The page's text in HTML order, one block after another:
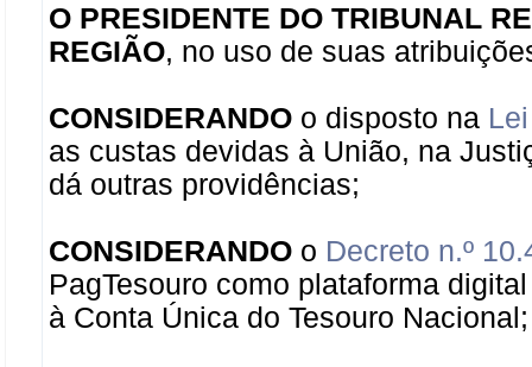
O PRESIDENTE DO TRIBUNAL
REGIÃO, no uso de suas
CONSIDERANDOo disposto na
as custas devidas à União, na
dá outras providências;
CONSIDERANDOo Decreto n.º
PagTesouro como plataforma
à Conta Única do Tesouro Nacional;